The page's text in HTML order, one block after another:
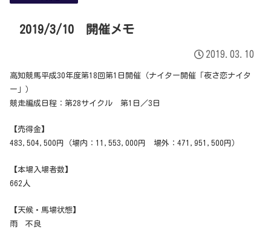
2019/3/10 開催メモ
2019.03.10
高知競馬平成30年度第18回第1日開催（ナイター開催「夜さ恋ナイタ
ー」）
競走編成日程：第28サイクル 第1日／3日
【売得金】
483,504,500円（場内：11,553,000円 場外：471,951,500円）
【本場入場者数】
662人
【天候・馬場状態】
雨 不良